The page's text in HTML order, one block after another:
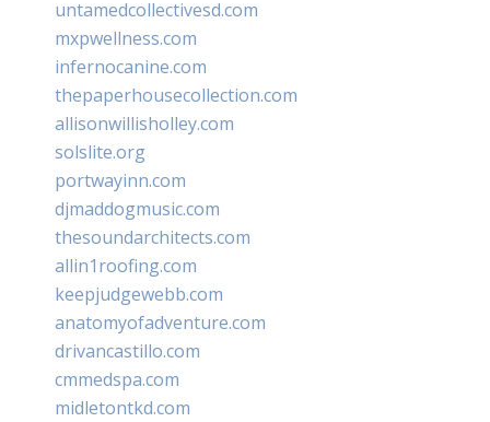
untamedcollectivesd.com
mxpwellness.com
infernocanine.com
thepaperhousecollection.com
allisonwillisholley.com
solslite.org
portwayinn.com
djmaddogmusic.com
thesoundarchitects.com
allin1roofing.com
keepjudgewebb.com
anatomyofadventure.com
drivancastillo.com
cmmedspa.com
midletontkd.com